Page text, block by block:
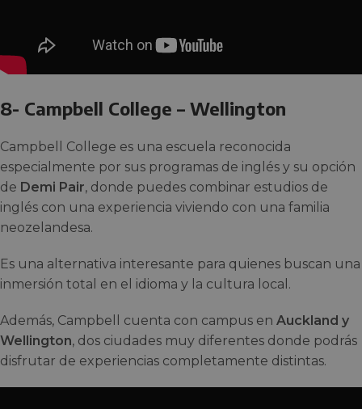
8- Campbell College – Wellington
Campbell College es una escuela reconocida
especialmente por sus programas de inglés y su opción
de Demi Pair, donde puedes combinar estudios de
inglés con una experiencia viviendo con una familia
neozelandesa.
Es una alternativa interesante para quienes buscan una
inmersión total en el idioma y la cultura local.
Además, Campbell cuenta con campus en Auckland y
Wellington, dos ciudades muy diferentes donde podrás
disfrutar de experiencias completamente distintas.